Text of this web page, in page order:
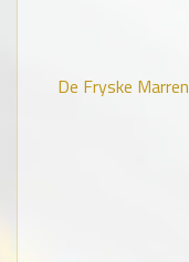
De Fryske Marren